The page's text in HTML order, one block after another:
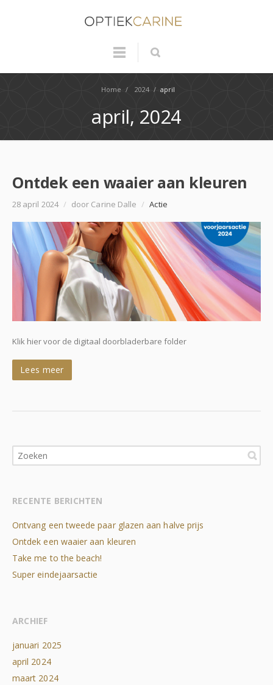
Home / 2024 / april
april, 2024
Ontdek een waaier aan kleuren
28 april 2024 / door Carine Dalle / Actie
Klik hier voor de digitaal doorbladerbare folder
Lees meer
RECENTE BERICHTEN
Ontvang een tweede paar glazen aan halve prijs
Ontdek een waaier aan kleuren
Take me to the beach!
Super eindejaarsactie
ARCHIEF
januari 2025
april 2024
maart 2024